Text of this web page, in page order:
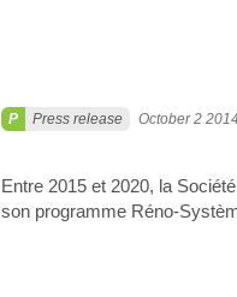
Press release October 2 2014
Entre 2015 et 2020, la
son programme Réno-